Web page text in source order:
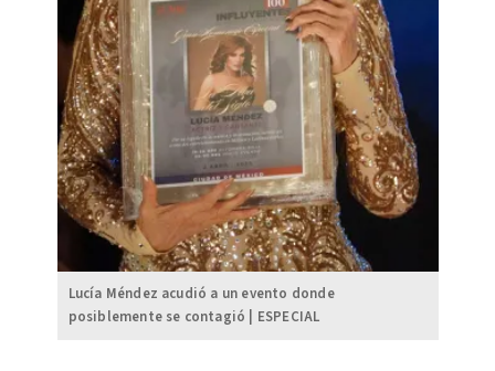
Lucía Méndez acudió a un evento donde
posiblemente se contagió | ESPECIAL